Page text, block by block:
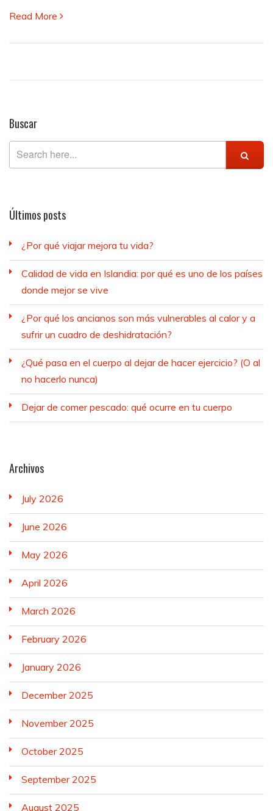
Read More
Buscar
Últimos posts
¿Por qué viajar mejora tu vida?
Calidad de vida en Islandia: por qué es uno de los países
donde mejor se vive
¿Por qué los ancianos son más vulnerables al calor y a
sufrir un cuadro de deshidratación?
¿Qué pasa en el cuerpo al dejar de hacer ejercicio? (O al
no hacerlo nunca)
Dejar de comer pescado: qué ocurre en tu cuerpo
Archivos
July 2026
June 2026
May 2026
April 2026
March 2026
February 2026
January 2026
December 2025
November 2025
October 2025
September 2025
August 2025